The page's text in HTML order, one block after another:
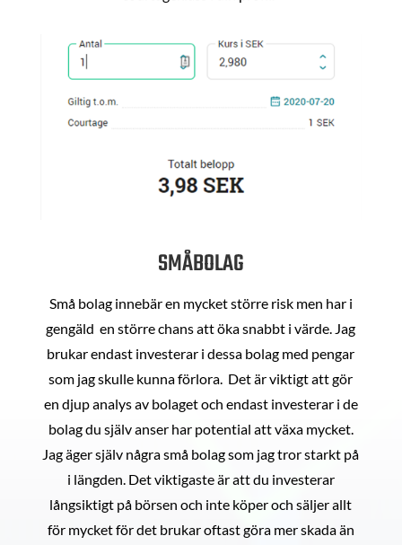
SMÅBOLAG
Små bolag innebär en mycket större risk men har i
gengäld en större chans att öka snabbt i värde. Jag
brukar endast investerar i dessa bolag med pengar
som jag skulle kunna förlora. Det är viktigt att gör
en djup analys av bolaget och endast investerar i de
bolag du själv anser har potential att växa mycket.
Jag äger själv några små bolag som jag tror starkt på
i längden. Det viktigaste är att du investerar
långsiktigt på börsen och inte köper och säljer allt
för mycket för det brukar oftast göra mer skada än